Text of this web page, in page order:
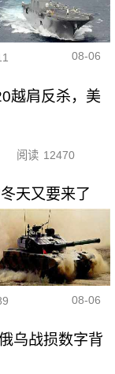
08-06
越肩反杀，美
阅读 12470
天又要来了
08-06
乌战损数字背